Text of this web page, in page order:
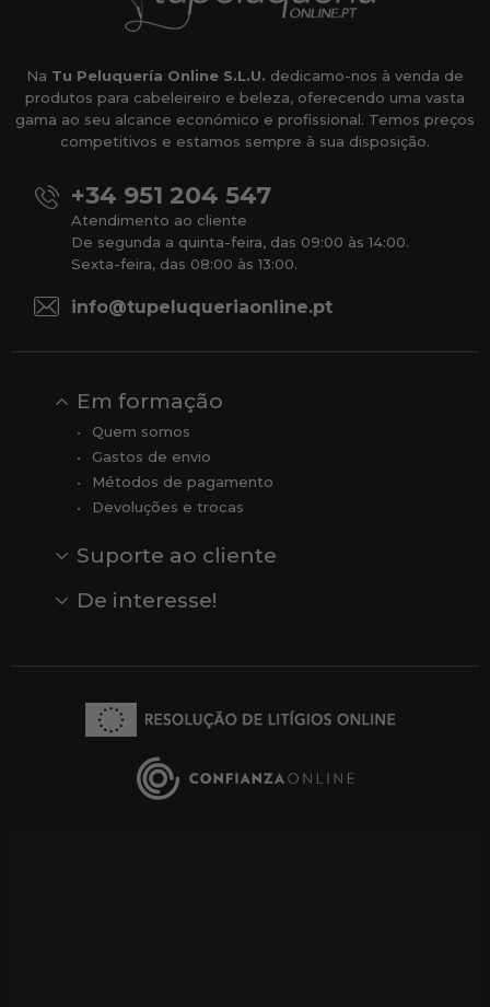
Na Tu Peluquería Online S.L.U. dedicamo-nos à venda de
produtos para cabeleireiro e beleza, oferecendo uma vasta
gama ao seu alcance económico e profissional. Temos preços
competitivos e estamos sempre à sua disposição.
+34 951 204 547
Atendimento ao cliente
De segunda a quinta-feira, das 09:00 às 14:00.
Sexta-feira, das 08:00 às 13:00.
info@tupeluqueriaonline.pt
Em formação
Quem somos
Gastos de envio
Métodos de pagamento
Devoluções e trocas
Suporte ao cliente
Comentários
Comentários do Google
De interesse!